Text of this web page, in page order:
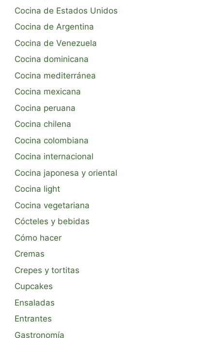
Cocina de Estados Unidos
Cocina de Argentina
Cocina de Venezuela
Cocina dominicana
Cocina mediterránea
Cocina mexicana
Cocina peruana
Cocina chilena
Cocina colombiana
Cocina internacional
Cocina japonesa y oriental
Cocina light
Cocina vegetariana
Cócteles y bebidas
Cómo hacer
Cremas
Crepes y tortitas
Cupcakes
Ensaladas
Entrantes
Gastronomía